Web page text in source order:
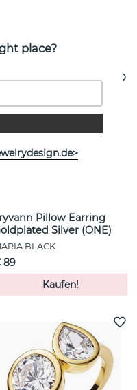
Pillow Earring
Silver (ONE)
BLACK
89
Kaufen!
place?